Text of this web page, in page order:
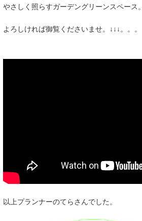
やさしく照らすガーデングリーンスペース。
よろしければ御覧くださいませ。↓↓↓。。。
以上プランナーのてらさんでした。